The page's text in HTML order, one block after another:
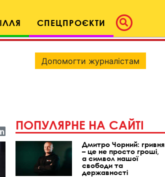
СПЕЦПРОЄКТИ
Допомогти журналістам
ПОПУЛЯРНЕ НА САЙТІ
Дмитро Чорний: гривня
– це не просто гроші,
а символ нашої
свободи та
державності